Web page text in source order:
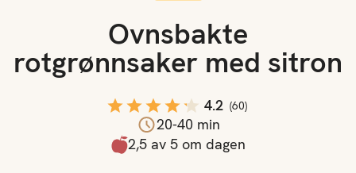
Ovnsbakte
rotgrønnsaker med sitron
4.2 (60)
20-40 min
2,5 av 5 om dagen